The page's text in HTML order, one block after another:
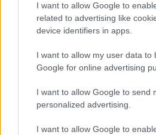
I want to allow Google to
related to advertising like
device identifiers in apps.
I want to allow my user data to
Google for online advertising
I want to allow Google to send
personalized advertising.
I want to allow Google to
Food & Drink|08.10.2021 07:42
Sting στο ποτήρι: Ο
σε οινική σκηνή
Μια πρώτη γνωριμία με
δημοφιλή Βρετανού
κτήμα του στην Τοσκάνη
των τοπικών ποικιλιών